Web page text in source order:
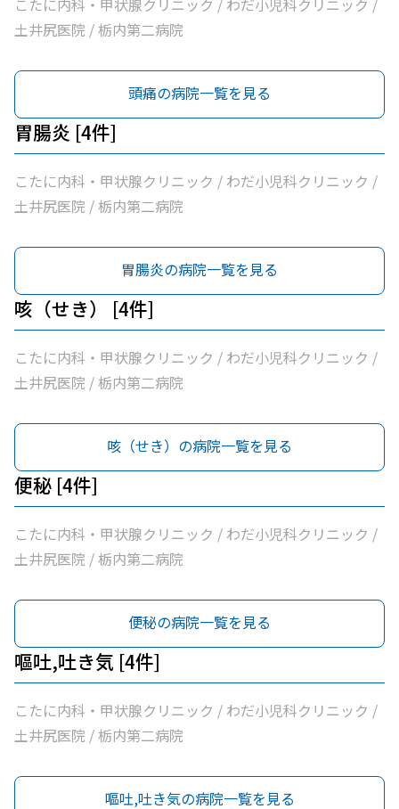
こたに内科・甲状腺クリニック / わだ小児科クリニック /
土井尻医院 / 栃内第二病院
頭痛の病院一覧を見る
胃腸炎 [4件]
こたに内科・甲状腺クリニック / わだ小児科クリニック /
土井尻医院 / 栃内第二病院
胃腸炎の病院一覧を見る
咳（せき） [4件]
こたに内科・甲状腺クリニック / わだ小児科クリニック /
土井尻医院 / 栃内第二病院
咳（せき）の病院一覧を見る
便秘 [4件]
こたに内科・甲状腺クリニック / わだ小児科クリニック /
土井尻医院 / 栃内第二病院
便秘の病院一覧を見る
嘔吐,吐き気 [4件]
こたに内科・甲状腺クリニック / わだ小児科クリニック /
土井尻医院 / 栃内第二病院
嘔吐,吐き気の病院一覧を見る